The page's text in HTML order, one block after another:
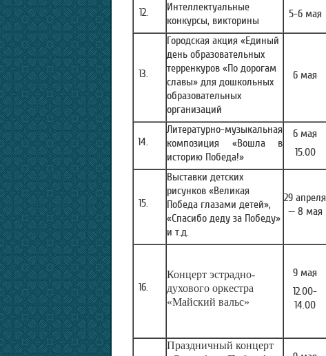
Интеллектуальные
конкурсы, викторины
5-6 мая
Городская акция «Единый
день образовательных
терренкуров «По дорогам
славы» для дошкольных
образовательных
организаций
6 мая
Литературно-музыкальная
композиция «Вошла в
историю Победа!»
6 мая
15.00
Выставки детских
рисунков «Великая
Победа глазами детей»,
«Спасибо деду за Победу»
и т.д.
29 апреля
— 8 мая
Концерт эстрадно-
духового оркестра
«Майский вальс»
9 мая
12.00-
14.00
Праздничный концерт